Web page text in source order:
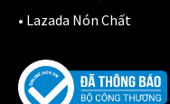
• Lazada Nón Chất